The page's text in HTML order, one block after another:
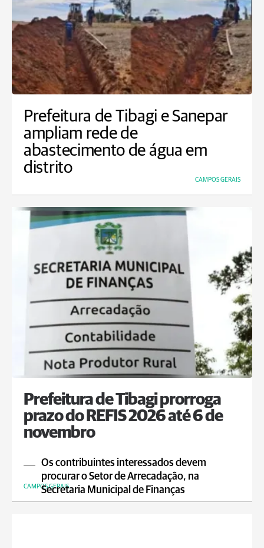
Prefeitura de Tibagi e Sanepar
ampliam rede de
abastecimento de água em
distrito
CAMPOS GERAIS
Prefeitura de Tibagi prorroga
prazo do REFIS 2026 até 6 de
novembro
Os contribuintes interessados devem
procurar o Setor de Arrecadação, na
Secretaria Municipal de Finanças
CAMPOS GERAIS